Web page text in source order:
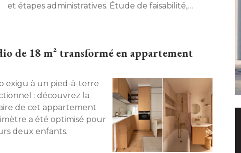
et étapes administratives. Étude de faisabilité,
de 18 m² transformé en appartement
: découvrez la
de cet appartement
a été optimisé pour
deux enfants.